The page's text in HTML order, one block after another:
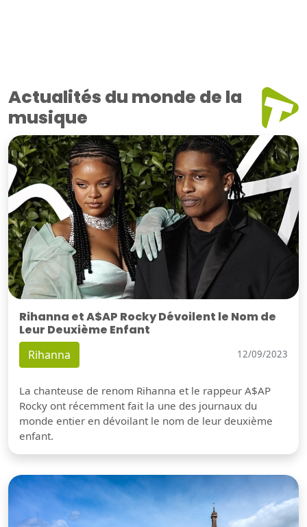
Actualités du monde de la
musique
Rihanna et A$AP Rocky Dévoilent le Nom de
Leur Deuxième Enfant
Rihanna 12/09/2023
La chanteuse de renom Rihanna et le rappeur A$AP
Rocky ont récemment fait la une des journaux du
monde entier en dévoilant le nom de leur deuxième
enfant.